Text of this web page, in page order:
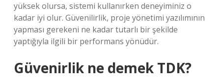
yüksek olursa, sistemi kullanırken deneyiminiz o
kadar iyi olur. Güvenilirlik, proje yönetimi yazılımının
yapması gerekeni ne kadar tutarlı bir şekilde
yaptığıyla ilgili bir performans yönüdür.
Güvenirlik ne demek TDK?